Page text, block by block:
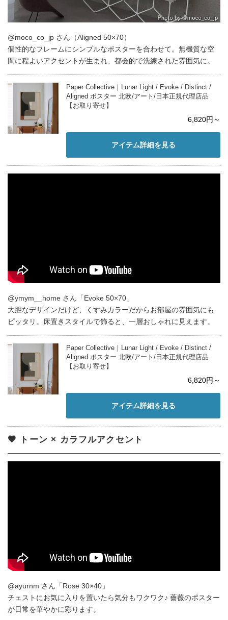
@moco_co_jp さん（Aligned 50×70）
個性的なフレームにシンプルなポスターを合わせて。無機質な空
間に程よいアクセントが生まれ、都会的で洗練された雰囲気に。
Paper Collective｜Lunar Light / Evoke / Distinct /
Aligned ポスター 北欧/アート/日本正規代理店品
【お取り寄せ】
6,820円～
アイテム詳細を見る
@ymym__home さん「Evoke 50×70」
大胆なデザインだけど、くすみカラーだからお部屋の雰囲気にも
ピッタリ。床置きスタイルで飾ると、一層おしゃれに見えます。
Paper Collective｜Lunar Light / Evoke / Distinct /
Aligned ポスター 北欧/アート/日本正規代理店品
【お取り寄せ】
6,820円～
アイテム詳細を見る
🖤 トーン × カラフルアクセント
@ayurnm さん「Rose 30×40」
チェストにお気に入りを置いたら気分もワクワク♪ 薔薇のポスター
が日常を華やかに彩ります。